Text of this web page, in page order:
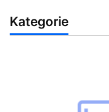
Kategorie